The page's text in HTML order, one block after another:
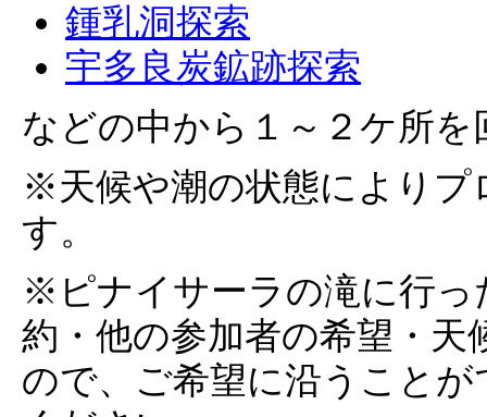
鍾乳洞探索
宇多良炭鉱跡探索
などの中から１～２ケ所
※天候や潮の状態によりプ
す。
※ピナイサーラの滝に行っ
約・他の参加者の希望・
ので、ご希望に沿うこと